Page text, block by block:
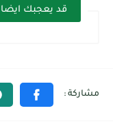
قد يعجبك ايضا